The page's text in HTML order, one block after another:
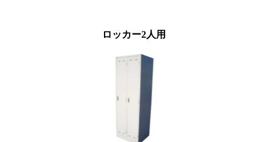
ロッカー2人用